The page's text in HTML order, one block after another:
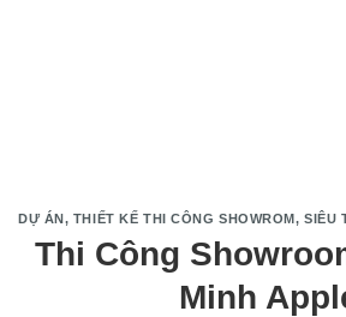
DỰ ÁN, THIẾT KẾ THI CÔNG SHOWROM, SIÊU
Thi Công
Minh